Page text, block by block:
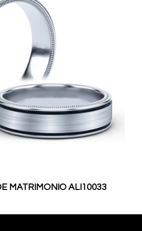
MATRIMONIO ALI10033